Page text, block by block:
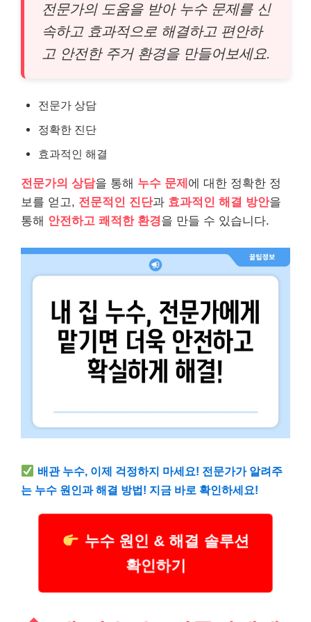
전문가의 도움을 받아 누수 문제를 신
속하고 효과적으로 해결하고 편안하
고 안전한 주거 환경을 만들어보세요.
전문가 상담
정확한 진단
효과적인 해결
전문가의 상담을 통해 누수 문제 에 대한 정확한 정
보를 얻고, 전문적인 진단과 효과적인 해결 방안을
통해 안전하고 쾌적한 환경을 만들 수 있습니다.
배관 누수, 이제 걱정하지 마세요! 전문가가 알려주
는 누수 원인과 해결 방법! 지금 바로 확인하세요!
누수 원인 & 해결 솔루션
확인하기